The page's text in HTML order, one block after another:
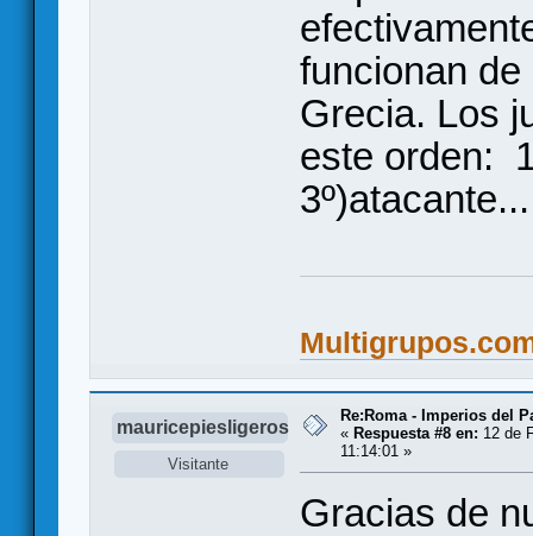
funcionan
Grecia. Los
este orden:
3º)atacante...
mauricepiesligeros
Visitante
Re:Roma - Imperios del
« Respuesta #8 en: 12 de
11:14:01 »
Gracias de